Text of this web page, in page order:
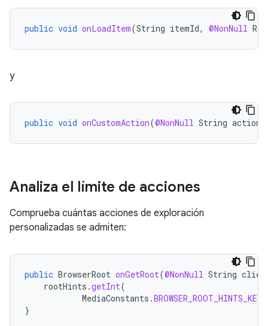
public void onLoadItem(String itemId, @NonNull
y
public void onCustomAction(@NonNull String action
Analiza el límite de acciones
Comprueba cuántas acciones de exploración
personalizadas se admiten:
public BrowserRoot onGetRoot(@NonNull String
rootHints .getInt(
MediaConstants .
}